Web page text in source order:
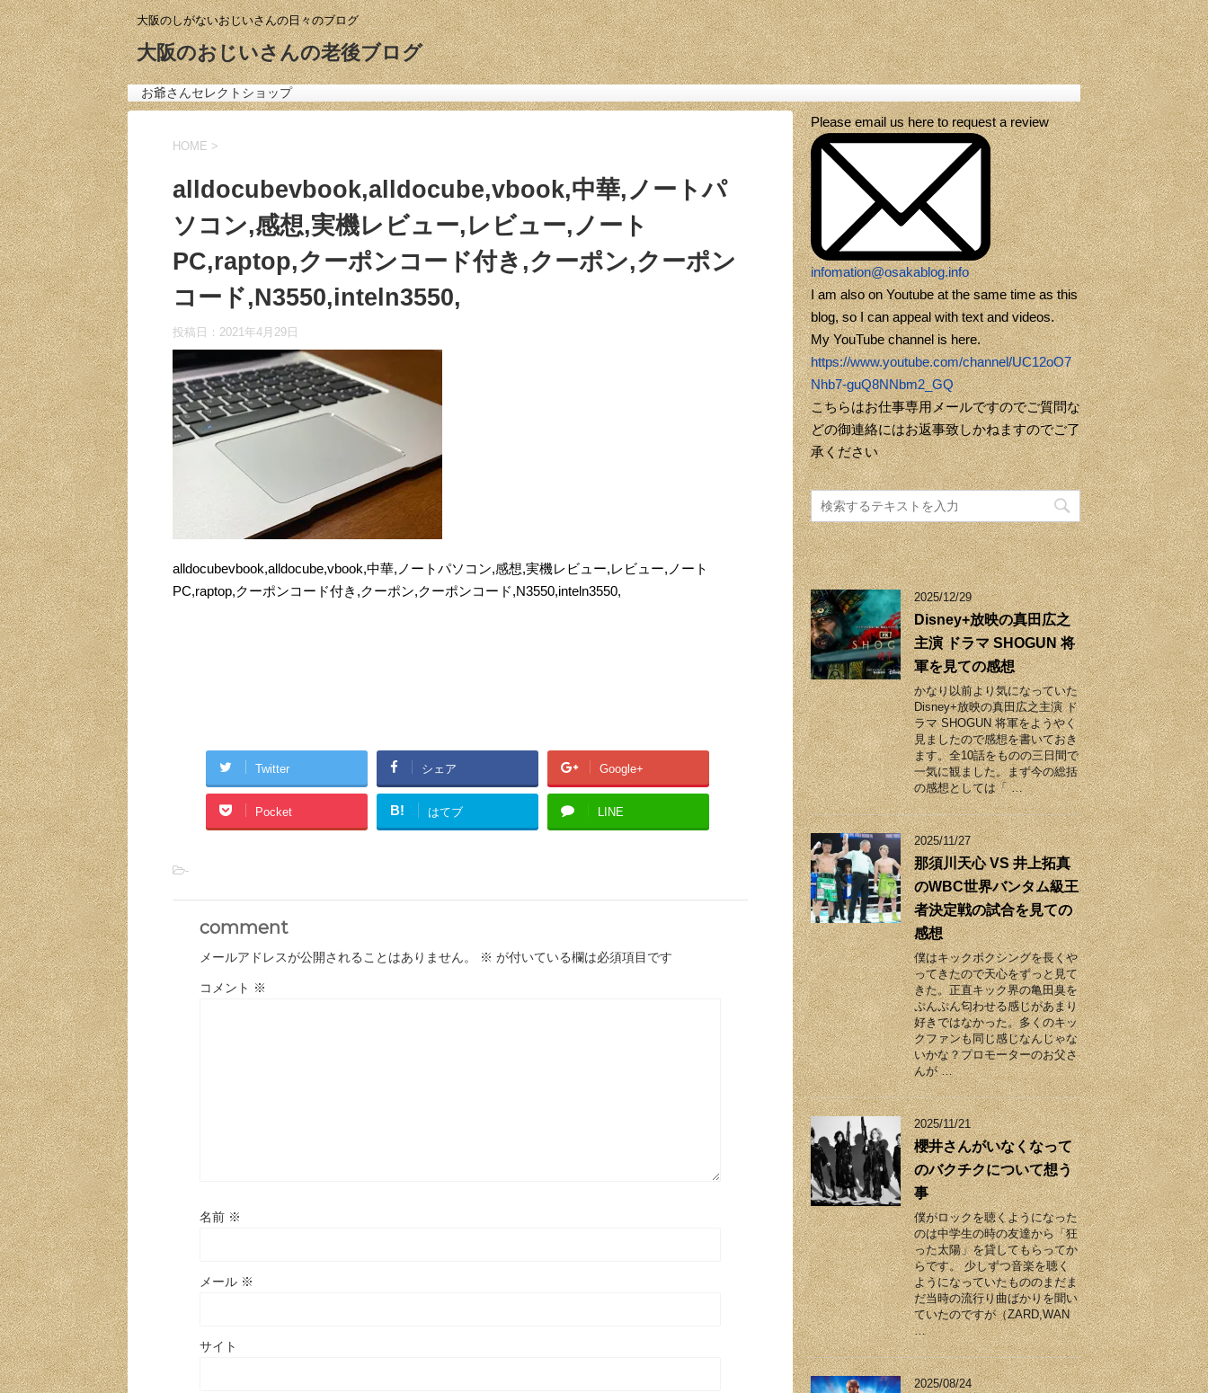
大阪のしがないおじいさんの日々のブログ
大阪のおじいさんの老後ブログ
お爺さんセレクトショップ
HOME >
alldocubevbook,alldocube,vbook,中華,ノートパ
ソコン,感想,実機レビュー,レビュー,ノート
PC,raptop,クーポンコード付き,クーポン,クーポン
コード,N3550,inteln3550,
投稿日： 2021年4月29日
alldocubevbook,alldocube,vbook,中華,ノートパソコン,感想,実機レビュー,レビュー,ノート
PC,raptop,クーポンコード付き,クーポン,クーポンコード,N3550,inteln3550,
Twitter シェア Google+
Pocket B! はてブ LINE
-
comment
メールアドレスが公開されることはありません。 ※ が付いている欄は必須項目です
コメント ※
名前 ※
メール ※
サイト
Please email us here to request a review
infomation@osakablog.info
I am also on Youtube at the same time as this
blog, so I can appeal with text and videos.
My YouTube channel is here.
https://www.youtube.com/channel/UC12oO7
Nhb7-guQ8NNbm2_GQ
こちらはお仕事専用メールですのでご質問な
どの御連絡にはお返事致しかねますのでご了
承ください
2025/12/29
Disney+放映の真田広之
主演 ドラマ SHOGUN 将
軍を見ての感想
かなり以前より気になっていた
Disney+放映の真田広之主演 ド
ラマ SHOGUN 将軍をようやく
見ましたので感想を書いておき
ます。全10話をものの三日間で
一気に観ました。まず今の総括
の感想としては「 …
2025/11/27
那須川天心 VS 井上拓真
のWBC世界バンタム級王
者決定戦の試合を見ての
感想
僕はキックボクシングを長くや
ってきたので天心をずっと見て
きた。正直キック界の亀田臭を
ぷんぷん匂わせる感じがあまり
好きではなかった。多くのキッ
クファンも同じ感じなんじゃな
いかな？プロモーターのお父さ
んが …
2025/11/21
櫻井さんがいなくなって
のバクチクについて想う
事
僕がロックを聴くようになった
のは中学生の時の友達から「狂
った太陽」を貸してもらってか
らです。 少しずつ音楽を聴く
ようになっていたもののまだま
だ当時の流行り曲ばかりを聞い
ていたのですが（ZARD,WAN
…
2025/08/24